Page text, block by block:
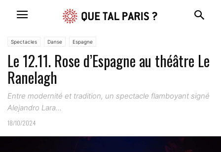
Spectacles Danse Espagne
Le 12.11. Rose d’Espagne au théâtre Le
Ranelagh
Entre modernité et tradition, un spectacle flamboyant signé
Alejandro Lara...
18/10/2024